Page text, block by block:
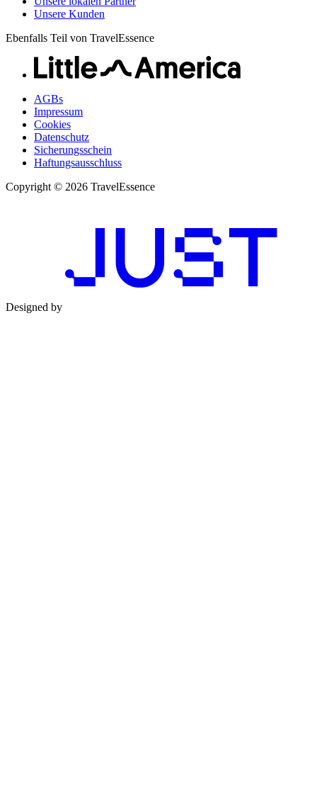
Unsere Kunden
Ebenfalls Teil von TravelEssence
AGBs
Impressum
Cookies
Datenschutz
Sicherungsschein
Haftungsausschluss
Copyright © 2026 TravelEssence
Designed by